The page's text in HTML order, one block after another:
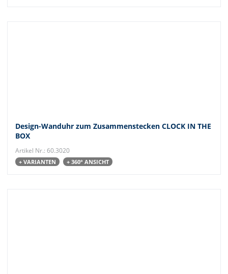
Design-Wanduhr zum Zusammenstecken CLOCK IN THE
BOX
Artikel Nr.: 60.3020
+ VARIANTEN + 360° ANSICHT